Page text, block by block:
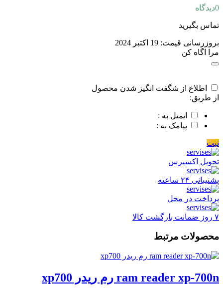
0دیدگاه
تماس بگیرید
بروزرسانی قیمت: 19 اکتبر 2024
مرا اگاه کن
اطلاع از شگفت انگیز شدن محصول
از طریق:
ایمیل به :
پیامک به :
ثبت
تحویل اکسپرس
پشتیبانی ۲۴ ساعته
پرداخت در محل
۷ روز ضمانت بازگشت کالا
محصولات مرتبط
ram reader xp-700n رم ریدر xp700